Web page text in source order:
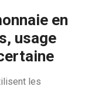
en
usage
les